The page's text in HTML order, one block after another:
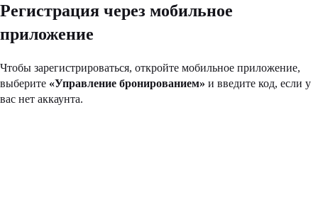
Регистрация через мобильное
приложение
Чтобы зарегистрироваться, откройте мобильное приложение,
выберите «Управление бронированием» и введите код, если у
вас нет аккаунта.